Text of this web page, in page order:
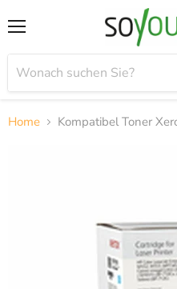
Home Kompatibel Toner